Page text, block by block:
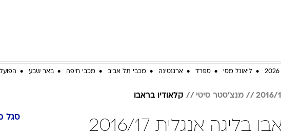
ליגה א' דרום אמריקה סערה
ספורט
ליאונל מסי ספרד ארגנטינה מכבי תל אביב מכבי חיפה באר שבע
מנצ'סטר סיטי קלאודיו בראבו
קלאודיו בראבו בליגה אנגלית 2016/17
סגל